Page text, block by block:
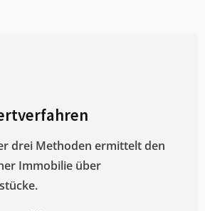
drei Methoden ermittelt den
Immobilie über